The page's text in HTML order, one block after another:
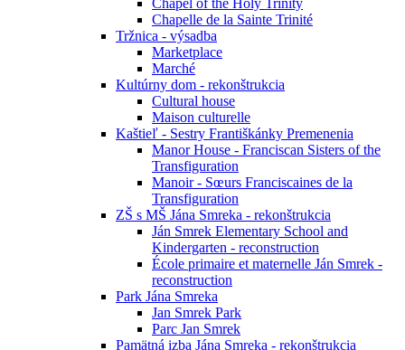
Chapel of the Holy Trinity
Chapelle de la Sainte Trinité
Tržnica - výsadba
Marketplace
Marché
Kultúrny dom - rekonštrukcia
Cultural house
Maison culturelle
Kaštieľ - Sestry Františkánky Premenenia
Manor House - Franciscan Sisters of the
Transfiguration
Manoir - Sœurs Franciscaines de la
Transfiguration
ZŠ s MŠ Jána Smreka - rekonštrukcia
Ján Smrek Elementary School and
Kindergarten - reconstruction
École primaire et maternelle Ján Smrek -
reconstruction
Park Jána Smreka
Jan Smrek Park
Parc Jan Smrek
Pamätná izba Jána Smreka - rekonštrukcia